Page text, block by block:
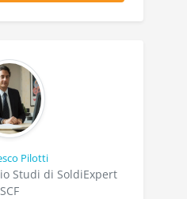
Pilotti
Studi di SoldiExpert
SCF